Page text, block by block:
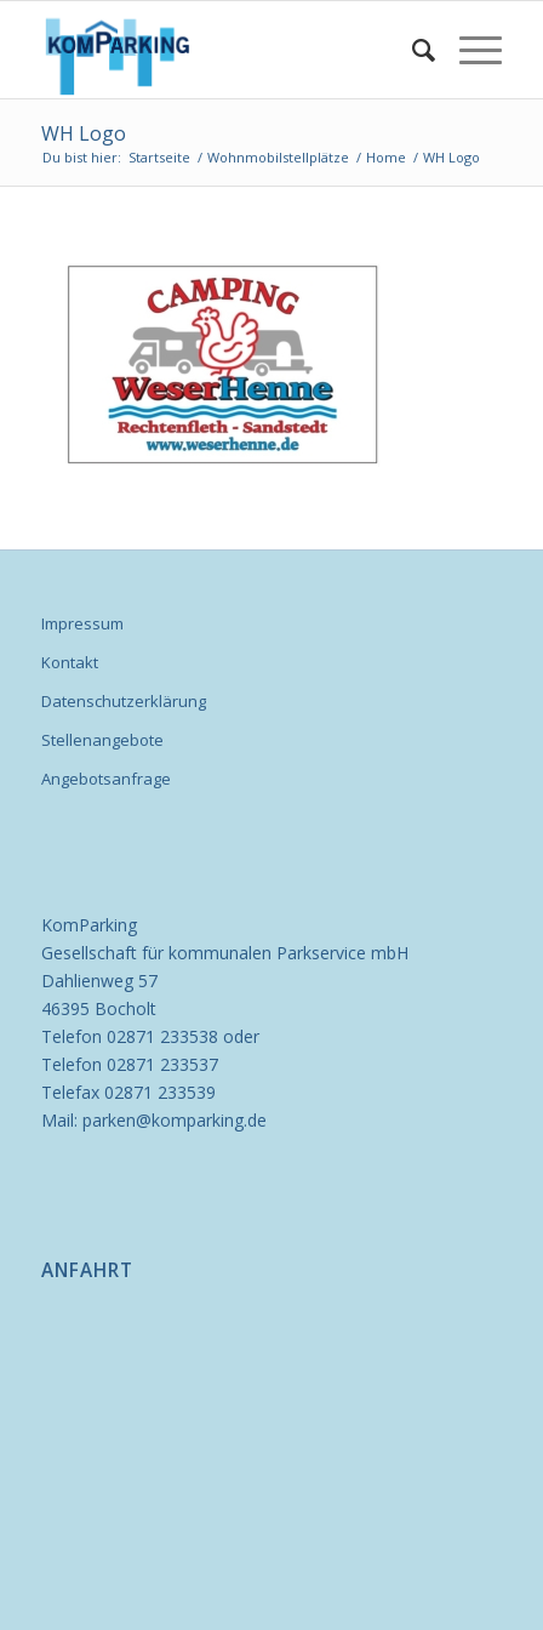
WH Logo
Du bist hier: Startseite / Wohnmobilstellplätze / Home / WH Logo
Impressum
Kontakt
Datenschutzerklärung
Stellenangebote
Angebotsanfrage
KomParking
Gesellschaft für kommunalen Parkservice mbH
Dahlienweg 57
46395 Bocholt
Telefon 02871 233538 oder
Telefon 02871 233537
Telefax 02871 233539
Mail: parken@komparking.de
ANFAHRT